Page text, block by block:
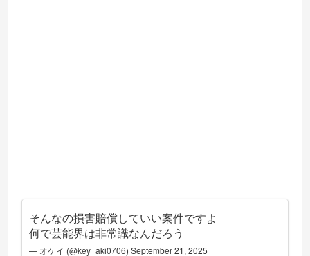
そんなの損害賠償していい案件ですよ
何で芸能界は非常識なんだろう
— オケイ (@key_aki0706)September 21, 2025